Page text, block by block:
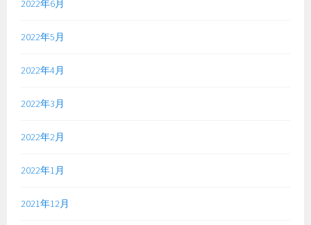
2022年6月
2022年5月
2022年4月
2022年3月
2022年2月
2022年1月
2021年12月